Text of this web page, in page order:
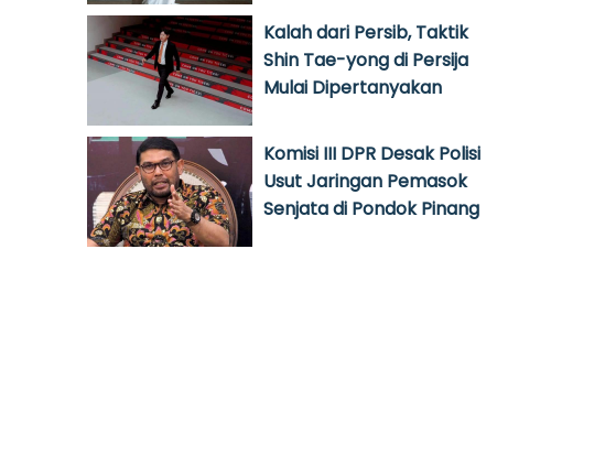
Kalah dari Persib, Taktik
Shin Tae-yong di Persija
Mulai Dipertanyakan
Komisi III DPR Desak Polisi
Usut Jaringan Pemasok
Senjata di Pondok Pinang